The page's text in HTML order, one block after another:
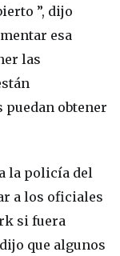
”, dijo
esa
las
puedan obtener
la policía del
a los oficiales
si fuera
que algunos